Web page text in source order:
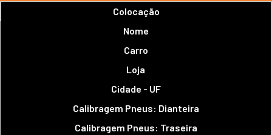
Colocação
Nome
Carro
Loja
Cidade - UF
Calibragem Pneus: Dianteira
Calibragem Pneus: Traseira